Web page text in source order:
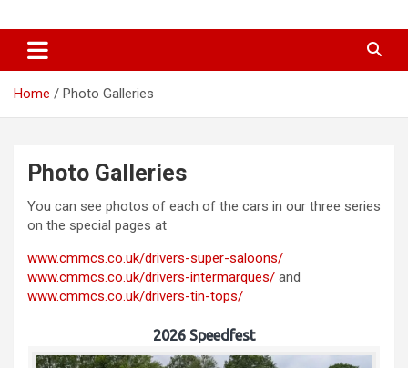
to
content
Classic & Modern Motorsport
Club Southern
Home Photo Galleries
Photo Galleries
You can see photos of each of the cars in our three series
on the special pages at
www.cmmcs.co.uk/drivers-super-saloons/
www.cmmcs.co.uk/drivers-intermarques/ and
www.cmmcs.co.uk/drivers-tin-tops/
2026 Speedfest